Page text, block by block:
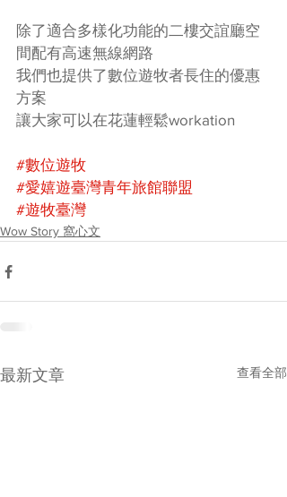
除了適合多樣化功能的二樓交誼廳空
間配有高速無線網路
我們也提供了數位遊牧者長住的優惠
方案
讓大家可以在花蓮輕鬆workation
#數位遊牧
#愛嬉遊臺灣青年旅館聯盟
#遊牧臺灣
Wow Story 窩心文
最新文章 查看全部